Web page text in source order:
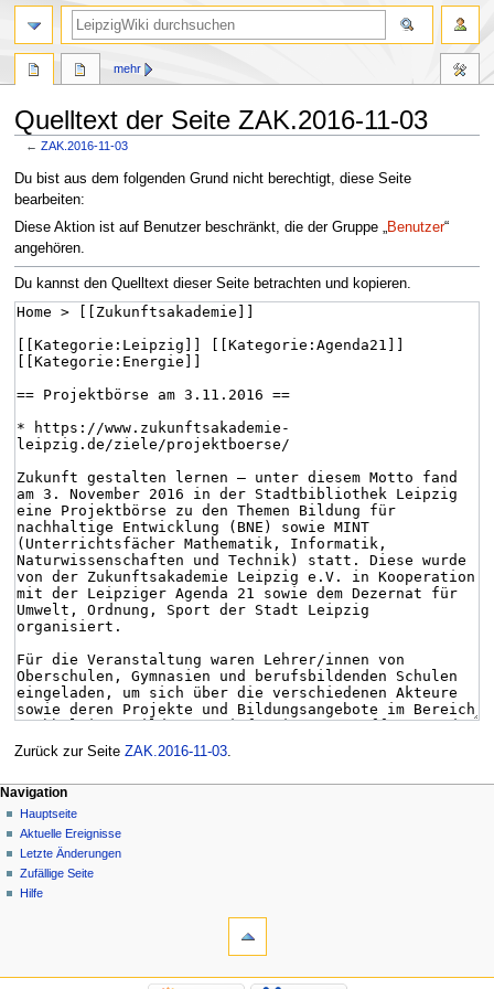
Quelltext der Seite ZAK.2016-11-03
←ZAK.2016-11-03
Zur
Navigation
springen
Zur
Suche
springen
Du bist aus dem folgenden Grund nicht berechtigt, diese Seite
bearbeiten:
Diese Aktion ist auf Benutzer beschränkt, die der Gruppe „Benutzer“
angehören.
Du kannst den Quelltext dieser Seite betrachten und kopieren.
Zurück zur Seite ZAK.2016-11-03.
mehr
Navigation
Hauptseite
Aktuelle Ereignisse
Letzte Änderungen
Zufällige Seite
Hilfe